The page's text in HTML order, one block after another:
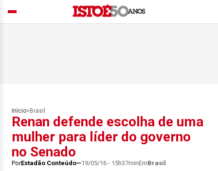
Início> Brasil
Renan defende escolha de uma
mulher para líder do governo
no Senado
PorEstadão Conteúdo 19/05/16 - 15h37minEmBrasil